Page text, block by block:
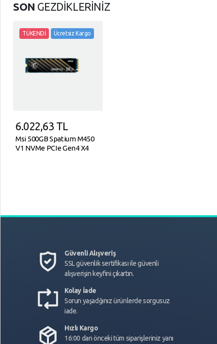
SON GEZDİKLERİNİZ
TÜKENDİ Ücretsiz Kargo
6.022,63 TL
Msi 500GB Spatium M450
V1 NVMe PCIe Gen4 X4
Güvenli Alışveriş
SSL güvenlik sertifikası ile güvenli
alışverişin keyfini çıkartın.
Kolay İade
Sorun yaşadğınız ürünlerde sorgusuz
iade.
Hızlı Kargo
16:00 dan önceki tüm siparişleriniz yanı